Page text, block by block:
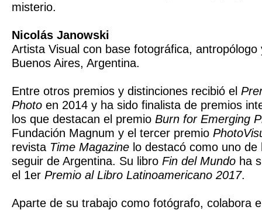
misterio.
Nicolás Janowski
Artista Visual con base fotográfica,
Buenos Aires, Argentina.
Entre otros premios y distinciones recibió el
Photo en 2014 y ha sido finalista de premios
los que destacan el premio Burn for Emerging
Fundación Magnum y el tercer premio
revista Time Magazine lo destacó como uno
seguir de Argentina. Su libro Fin del Mundo ha
el 1er Premio al Libro Latinoamericano 2017.
Aparte de su trabajo como fotógrafo, colabora